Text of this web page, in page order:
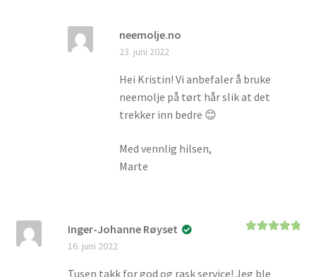
neemolje.no
23. juni 2022
Hei Kristin! Vi anbefaler å bruke
neemolje på tørt hår slik at det
trekker inn bedre 😊
Med vennlig hilsen,
Marte
Inger-Johanne Røyset
16. juni 2022
Tusen takk for god og rask service! Jeg ble